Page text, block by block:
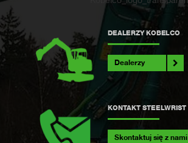
DEALERZY KOBELCO
Dealerzy
KONTAKT STEELWRIST
Skontaktuj się z nami